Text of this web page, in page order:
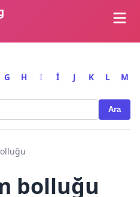
G H I İ J K L M
Ara
bolluğu